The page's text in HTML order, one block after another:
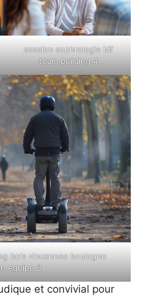
session sophrologie idf
team building 4
bois vincennes boulogne
equipe 3
et convivial pour